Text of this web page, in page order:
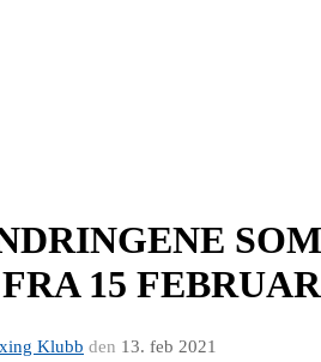
SOM
15 FEBRUAR
Klubb den 13. feb 2021